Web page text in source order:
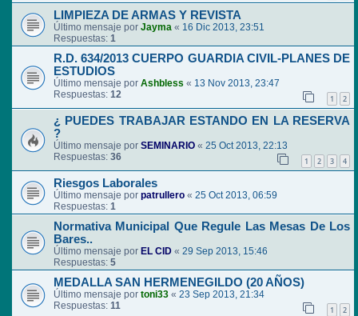
LIMPIEZA DE ARMAS Y REVISTA
Último mensaje por Jayma « 16 Dic 2013, 23:51
Respuestas: 1
R.D. 634/2013 CUERPO GUARDIA CIVIL-PLANES DE
ESTUDIOS
Último mensaje por Ashbless « 13 Nov 2013, 23:47
Respuestas: 12 1 2
¿ PUEDES TRABAJAR ESTANDO EN LA RESERVA
?
Último mensaje por SEMINARIO « 25 Oct 2013, 22:13
Respuestas: 36 1 2 3 4
Riesgos Laborales
Último mensaje por patrullero « 25 Oct 2013, 06:59
Respuestas: 1
Normativa Municipal Que Regule Las Mesas De Los
Bares..
Último mensaje por EL CID « 29 Sep 2013, 15:46
Respuestas: 5
MEDALLA SAN HERMENEGILDO (20 AÑOS)
Último mensaje por toni33 « 23 Sep 2013, 21:34
Respuestas: 11 1 2